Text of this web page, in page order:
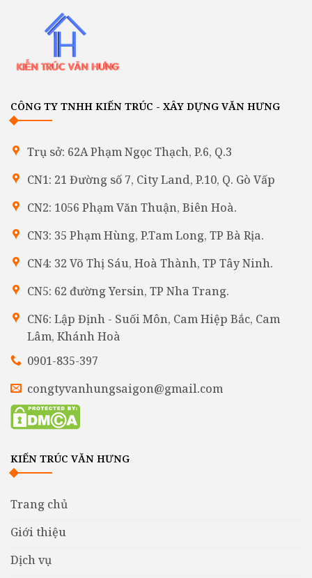
CÔNG TY TNHH KIẾN TRÚC - XÂY DỰNG VĂN HƯNG
Trụ sở: 62A Phạm Ngọc Thạch, P.6, Q.3
CN1: 21 Đường số 7, City Land, P.10, Q. Gò Vấp
CN2: 1056 Phạm Văn Thuận, Biên Hoà.
CN3: 35 Phạm Hùng, P.Tam Long, TP Bà Rịa.
CN4: 32 Võ Thị Sáu, Hoà Thành, TP Tây Ninh.
CN5: 62 đường Yersin, TP Nha Trang.
CN6: Lập Định - Suối Môn, Cam Hiệp Bắc, Cam
Lâm, Khánh Hoà
0901-835-397
congtyvanhungsaigon@gmail.com
KIẾN TRÚC VĂN HƯNG
Trang chủ
Giới thiệu
Dịch vụ